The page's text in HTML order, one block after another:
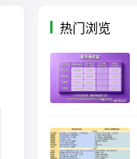
热门浏览